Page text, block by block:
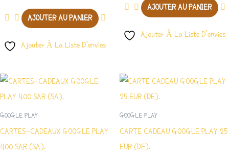
AJOUTER AU PANIER
Ajouter À La Liste D’envies
AJOUTER AU PANIER
Ajouter À La Liste D’envies
GOOGLE PLAY
CARTES-CADEAUX GOOGLE PLAY
400 SAR (SA).
GOOGLE PLAY
CARTE CADEAU GOOGLE PLAY 25
EUR (DE).